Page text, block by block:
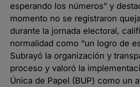
esperando los números” y
momento no se registraron
durante la jornada electoral,
normalidad como “un logro de
Subrayó la organización y
proceso y valoró la
Única de Papel (BUP) como un